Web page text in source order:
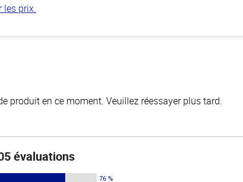
les prix.
produit en ce moment. Veuillez réessayer plus tard.
évaluations
76 %